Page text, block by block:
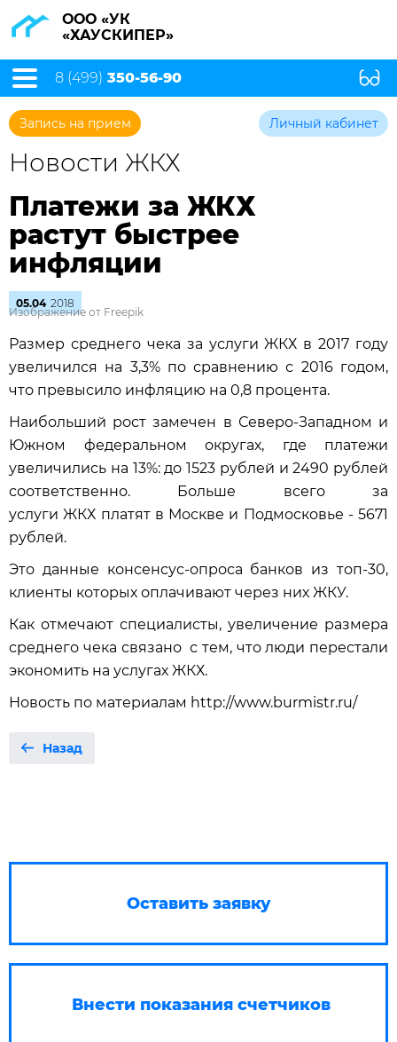
ООО «УК
«ХАУСКИПЕР»
8 (499) 350-56-90
Запись на прием Личный кабинет
Новости ЖКХ
Платежи за ЖКХ
растут быстрее
инфляции
05.04 2018
Изображение от Freepik
Размер среднего чека за услуги ЖКХ в 2017 году
увеличился на 3,3% по сравнению с 2016 годом,
что превысило инфляцию на 0,8 процента.
Наибольший рост замечен в Северо-Западном и
Южном федеральном округах, где платежи
увеличились на 13%: до 1523 рублей и 2490 рублей
соответственно. Больше всего за
услуги ЖКХ платят в Москве и Подмосковье - 5671
рублей.
Это данные консенсус-опроса банков из топ-30,
клиенты которых оплачивают через них ЖКУ.
Как отмечают специалисты, увеличение размера
среднего чека связано с тем, что люди перестали
экономить на услугах ЖКХ.
Новость по материалам http://www.burmistr.ru/
Назад
Оставить заявку
Внести показания счетчиков